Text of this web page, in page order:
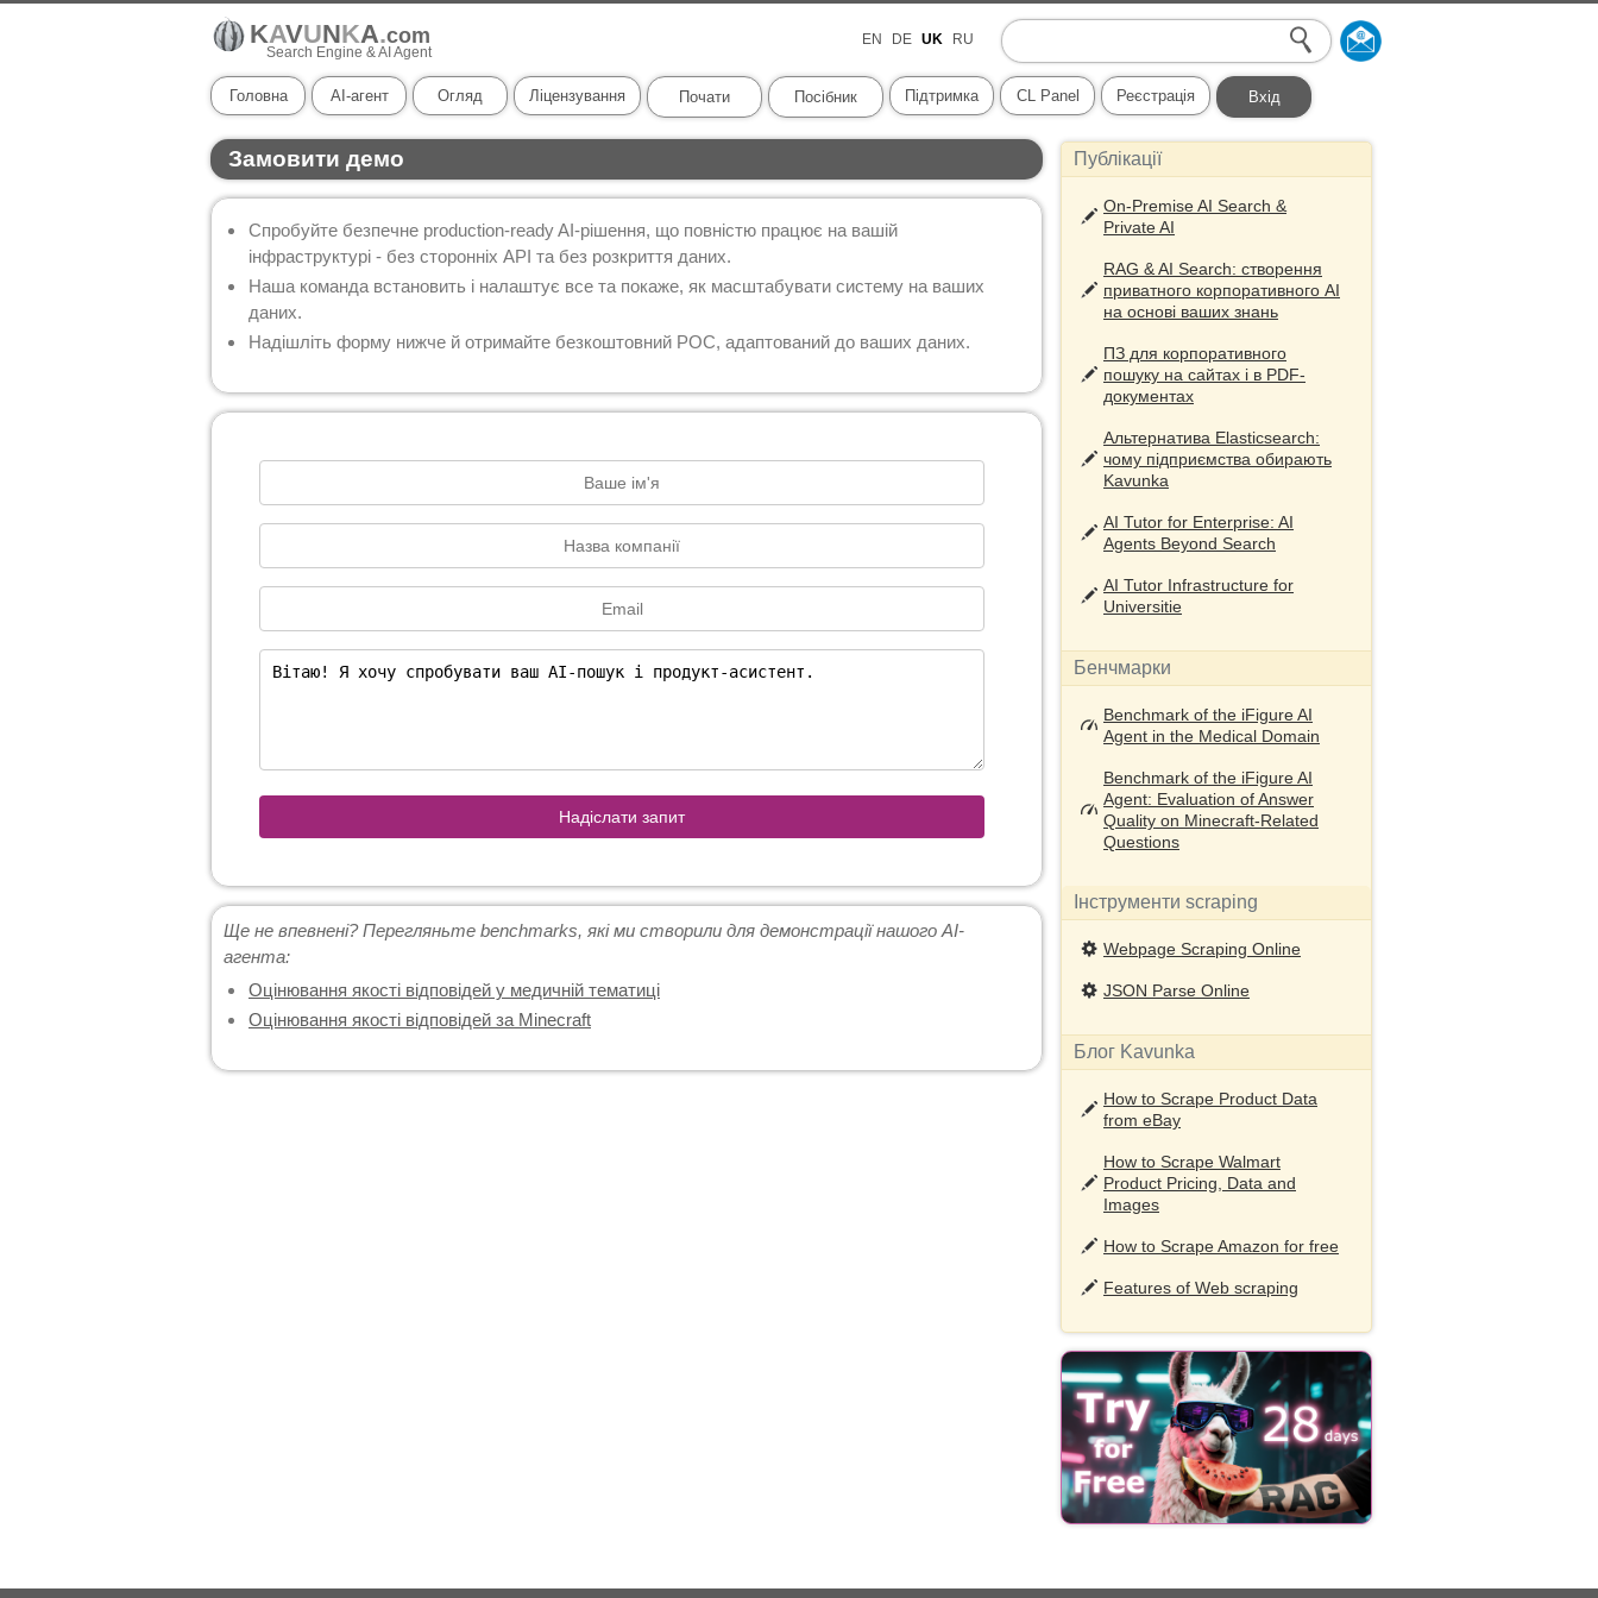
KAVUNKA.com
Search Engine & AI Agent
EN DE UK RU
Головна AI-агент Огляд Ліцензування Почати Посібник Підтримка CL Panel Реєстрація Вхід
Замовити демо
Спробуйте безпечне production-ready AI-рішення, що повністю працює на вашій
інфраструктурі - без сторонніх API та без розкриття даних.
Наша команда встановить і налаштує все та покаже, як масштабувати систему на ваших
даних.
Надішліть форму нижче й отримайте безкоштовний POC, адаптований до ваших даних.
Надіслати запит
Ще не впевнені? Перегляньте benchmarks, які ми створили для демонстрації нашого AI-
агента:
Оцінювання якості відповідей у медичній тематиці
Оцінювання якості відповідей за Minecraft
Публікації
On-Premise AI Search &
Private AI
RAG & AI Search: створення
приватного корпоративного AI
на основі ваших знань
ПЗ для корпоративного
пошуку на сайтах і в PDF-
документах
Альтернатива Elasticsearch:
чому підприємства обирають
Kavunka
AI Tutor for Enterprise: AI
Agents Beyond Search
AI Tutor Infrastructure for
Universitie
Бенчмарки
Benchmark of the iFigure AI
Agent in the Medical Domain
Benchmark of the iFigure AI
Agent: Evaluation of Answer
Quality on Minecraft-Related
Questions
Інструменти scraping
Webpage Scraping Online
JSON Parse Online
Блог Kavunka
How to Scrape Product Data
from eBay
How to Scrape Walmart
Product Pricing, Data and
Images
How to Scrape Amazon for free
Features of Web scraping